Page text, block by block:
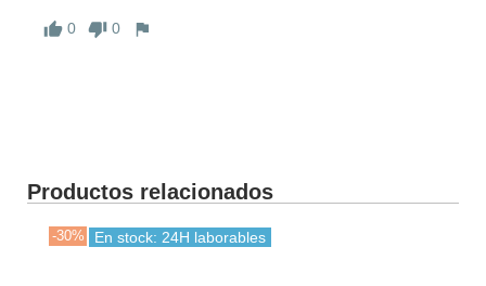
0 0
Productos relacionados
-30% En stock: 24H laborables